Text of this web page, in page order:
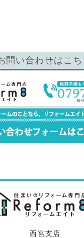
問い合わせはこち
西宮支店